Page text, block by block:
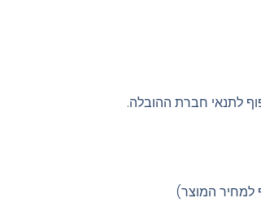
לתנאי חברת ההובלה.
למחיר המוצר)